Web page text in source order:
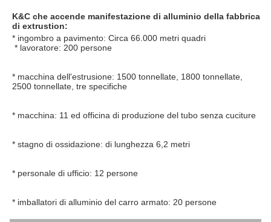
K&C che accende manifestazione di alluminio della fabbrica
di extrustion:
* ingombro a pavimento: Circa 66.000 metri quadri
* lavoratore: 200 persone
* macchina dell'estrusione: 1500 tonnellate, 1800 tonnellate,
2500 tonnellate, tre specifiche
* macchina: 11 ed officina di produzione del tubo senza cuciture
* stagno di ossidazione: di lunghezza 6,2 metri
* personale di ufficio: 12 persone
* imballatori di alluminio del carro armato: 20 persone